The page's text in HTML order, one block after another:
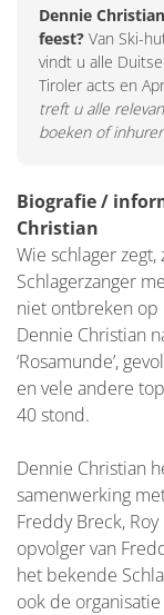
Dennie
feest? Van Ski-
vindt u alle
Tiroler acts en
treft u alle
boeken of
Biografie /
Christian
Wie schlager
Schlagerzanger
niet ontbreken op
Dennie Christian
‘Rosamunde’,
en vele andere
40 stond.
Dennie Christian
samenwerking
Freddy Breck,
opvolger van
het bekende
ook de